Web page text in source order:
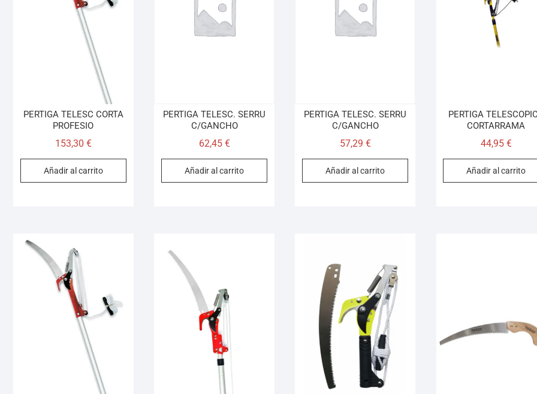
PERTIGA TELESC CORTA
PROFESIO
153,30 €
Añadir al carrito
PERTIGA TELESC. SERRU
C/GANCHO
62,45 €
Añadir al carrito
PERTIGA TELESC. SERRU
C/GANCHO
57,29 €
Añadir al carrito
PERTIGA
CORTARRAMA
44,95 €
Añadir al carrito